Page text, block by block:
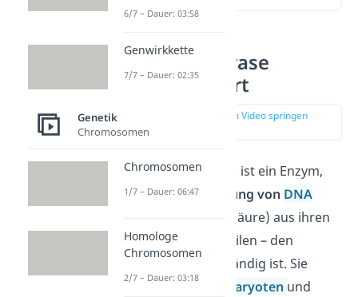
DNA Polymerase
einfach erklärt
zur Stelle im Video springen
Die DNA Polymerase ist ein Enzym,
das für dieHerstellung von DNA
(Desoxyribonukleinsäure) aus ihren
einzelnen Bestandteilen – den
– zuständig ist. Sie
kommt in allen
Prokaryoten und
6/7 – Dauer: 03:58
Genwirkkette
7/7 – Dauer: 02:35
Genetik
Chromosomen
Chromosomen
1/7 – Dauer: 06:47
Homologe
Chromosomen
2/7 – Dauer: 03:18